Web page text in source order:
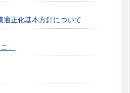
適正化基本方針について
」